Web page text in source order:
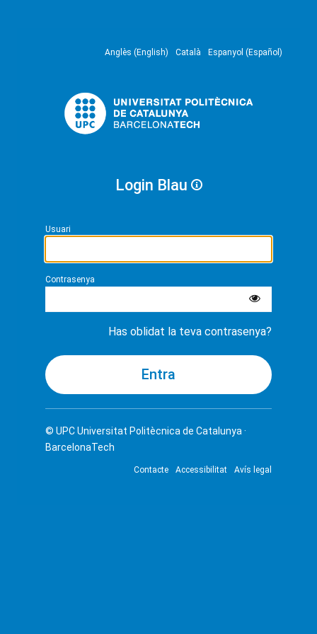
Anglès (English) Català Espanyol (Español)
Login Blau
Usuari
Contrasenya
Has oblidat la teva contrasenya?
© UPCUniversitat Politècnica de Catalunya ·
BarcelonaTech
Contacte Accessibilitat Avís legal